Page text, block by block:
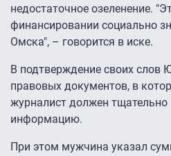
недостаточное озеленение.
финансировании социально
Омска", – говорится в иске.
В подтверждение своих слов
правовых документов, в
журналист должен
информацию.
При этом мужчина указал